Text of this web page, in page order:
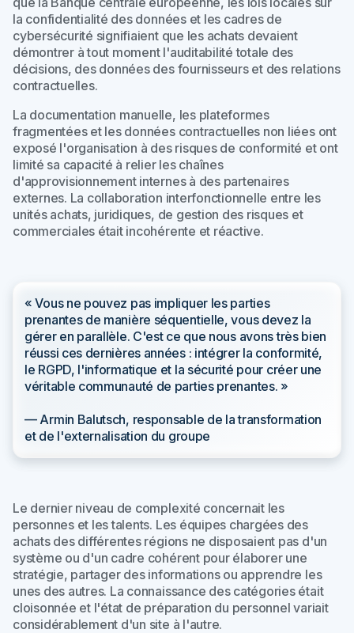
la confidentialité des données et les cadres de
cybersécurité signifiaient que les achats devaient
démontrer à tout moment l'auditabilité totale des
décisions, des données des fournisseurs et des relations
contractuelles.
La documentation manuelle, les plateformes
fragmentées et les données contractuelles non liées ont
exposé l'organisation à des risques de conformité et ont
limité sa capacité à relier les chaînes
d'approvisionnement internes à des partenaires
externes. La collaboration interfonctionnelle entre les
unités achats, juridiques, de gestion des risques et
commerciales était incohérente et réactive.
« Vous ne pouvez pas impliquer les parties
prenantes de manière séquentielle, vous devez la
gérer en parallèle. C'est ce que nous avons très bien
réussi ces dernières années : intégrer la conformité,
le RGPD, l'informatique et la sécurité pour créer une
véritable communauté de parties prenantes. »
— Armin Balutsch, responsable de la transformation
et de l'externalisation du groupe
Le dernier niveau de complexité concernait les
personnes et les talents. Les équipes chargées des
achats des différentes régions ne disposaient pas d'un
système ou d'un cadre cohérent pour élaborer une
stratégie, partager des informations ou apprendre les
unes des autres. La connaissance des catégories était
cloisonnée et l'état de préparation du personnel variait
considérablement d'un site à l'autre.